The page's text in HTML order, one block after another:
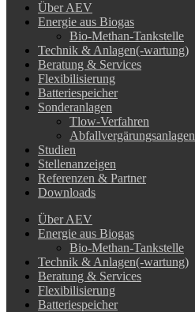
Über AEV
Energie aus Biogas
Bio-Methan-Tankstelle
Technik & Anlagen(-wartung)
Beratung & Services
Flexibilisierung
Batteriespeicher
Sonderanlagen
Tlow-Verfahren
Abfallvergärungsanlagen
Studien
Stellenanzeigen
Referenzen & Partner
Downloads
Über AEV
Energie aus Biogas
Bio-Methan-Tankstelle
Technik & Anlagen(-wartung)
Beratung & Services
Flexibilisierung
Batteriespeicher